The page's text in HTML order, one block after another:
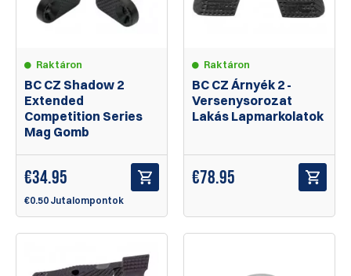
Raktáron
BC CZ Shadow 2
Extended
Competition Series
Mag Gomb
€34.95
€0.50 Jutalompontok
Raktáron
BC CZ Árnyék 2 -
Versenysorozat
Lakás Lapmarkolatok
€78.95